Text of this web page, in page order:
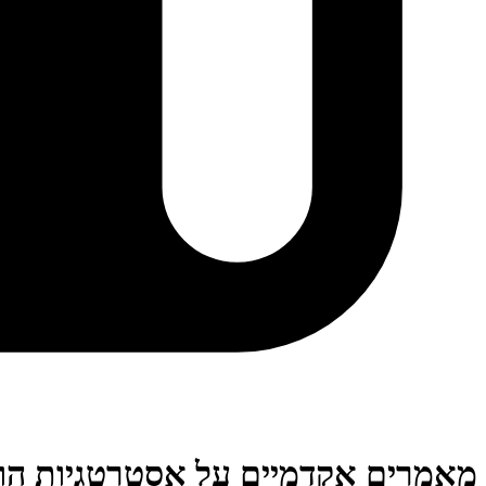
מאמרים אקדמיים על אסטרטגיות